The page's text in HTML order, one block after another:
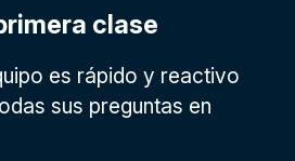
clase
es rápido y reactivo
sus preguntas en